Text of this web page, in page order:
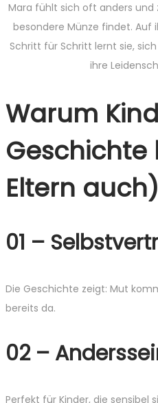
Mara fühlt sich oft anders und
besondere Münze findet. Auf
Schritt für Schritt lernt sie,
ihre
Warum
Eltern auch)
01 –
Die Geschichte zeigt: Mut
bereits da.
02 –
Perfekt für Kinder, die sensibel